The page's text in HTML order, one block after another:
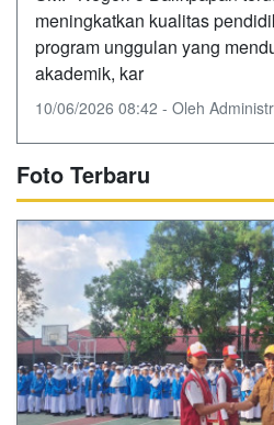
meningkatkan kualitas
program unggulan yang
akademik, kar
10/06/2026 08:42 - Oleh
Foto Terbaru